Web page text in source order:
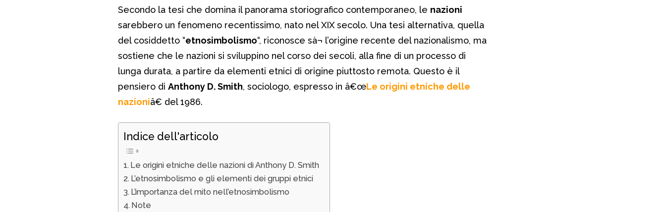
Secondo la tesi che domina il panorama storiografico contemporaneo, le nazioni
sarebbero un fenomeno recentissimo, nato nel XIX secolo. Una tesi alternativa, quella
del cosiddetto “etnosimbolismo“, riconosce sà¬ l’origine recente del nazionalismo, ma
sostiene che le nazioni si sviluppino nel corso dei secoli, alla fine di un processo di
lunga durata, a partire da elementi etnici di origine piuttosto remota. Questo è il
pensiero di Anthony D. Smith, sociologo, espresso in â€œLe origini etniche delle
nazioniâ€ del 1986.
Indice dell'articolo
Le origini etniche delle nazioni di Anthony D. Smith
L’etnosimbolismo e gli elementi dei gruppi etnici
L’importanza del mito nell’etnosimbolismo
Note